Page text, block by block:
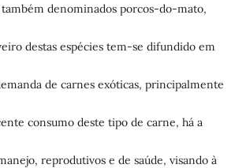
denominados porcos-do-mato,
destas espécies tem-se difundido em
de carnes exóticas, principalmente
consumo deste tipo de carne, há a
reprodutivos e de saúde, visando à